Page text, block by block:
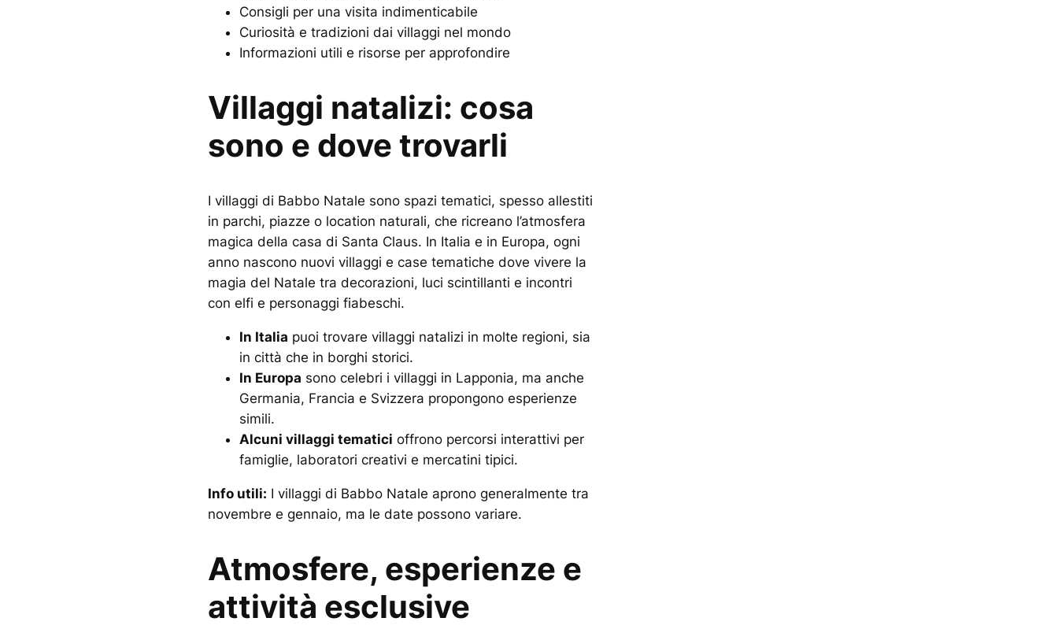
Consigli per una visita indimenticabile
Curiosità e tradizioni dai villaggi nel mondo
Informazioni utili e risorse per approfondire
Villaggi natalizi: cosa
sono e dove trovarli
I villaggi di Babbo Natale sono spazi tematici, spesso allestiti
in parchi, piazze o location naturali, che ricreano l’atmosfera
magica della casa di Santa Claus. In Italia e in Europa, ogni
anno nascono nuovi villaggi e case tematiche dove vivere la
magia del Natale tra decorazioni, luci scintillanti e incontri
con elfi e personaggi fiabeschi.
In Italia puoi trovare villaggi natalizi in molte regioni, sia
in città che in borghi storici.
In Europa sono celebri i villaggi in Lapponia, ma anche
Germania, Francia e Svizzera propongono esperienze
simili.
Alcuni villaggi tematici offrono percorsi interattivi per
famiglie, laboratori creativi e mercatini tipici.
Info utili: I villaggi di Babbo Natale aprono generalmente tra
novembre e gennaio, ma le date possono variare.
Atmosfere, esperienze e
attività esclusive